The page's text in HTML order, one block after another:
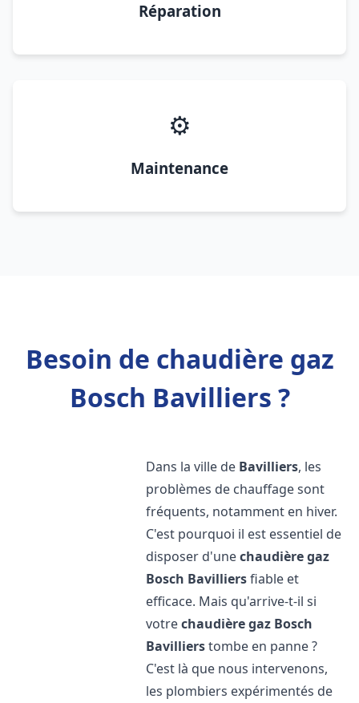
Réparation
⚙️
Maintenance
Besoin de chaudière gaz
Bosch Bavilliers ?
Dans la ville de Bavilliers, les
problèmes de chauffage sont
fréquents, notamment en hiver.
C'est pourquoi il est essentiel de
disposer d'unechaudière gaz
Bosch Bavilliersfiable et
efficace. Mais qu'arrive-t-il si
votrechaudière gaz Bosch
Bavillierstombe en panne ?
C'est là que nous intervenons,
les plombiers expérimentés de